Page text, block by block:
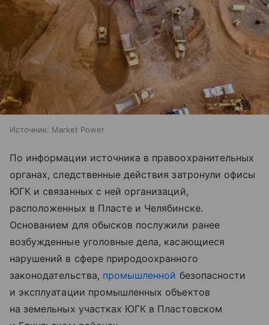
Источник: Market Power
По информации источника в правоохранительных
органах, следственные действия затронули офисы
ЮГК и связанных с ней организаций,
расположенных в Пласте и Челябинске.
Основанием для обысков послужили ранее
возбужденные уголовные дела, касающиеся
нарушений в сфере природоохранного
законодательства, промышленной безопасности
и эксплуатации промышленных объектов
на земельных участках ЮГК в Пластовском